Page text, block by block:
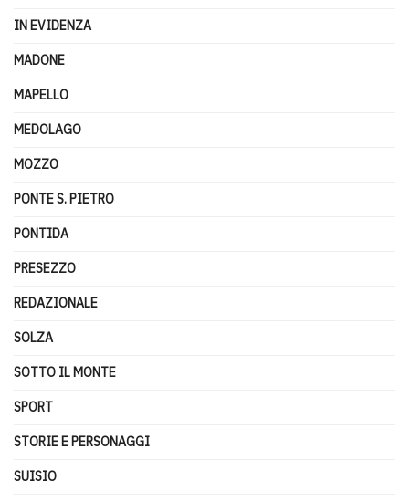
IN EVIDENZA
MADONE
MAPELLO
MEDOLAGO
MOZZO
PONTE S. PIETRO
PONTIDA
PRESEZZO
REDAZIONALE
SOLZA
SOTTO IL MONTE
SPORT
STORIE E PERSONAGGI
SUISIO